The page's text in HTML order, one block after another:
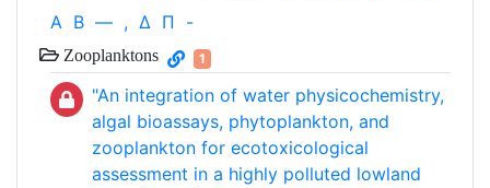
Α Β — , Δ Π -
Zooplanktons 1
"An integration of water physicochemistry,
algal bioassays, phytoplankton, and
zooplankton for ecotoxicological
assessment in a highly polluted lowland